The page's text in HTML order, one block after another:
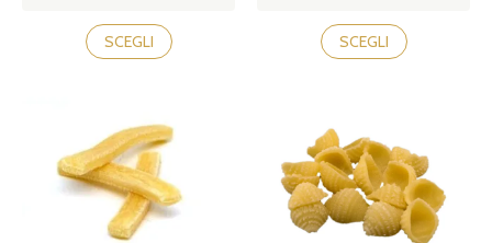
SCEGLI
Questo
prodotto
ha
opzioni
possono
essere
scelte
nella
SCEGLI
Questo
prodotto
ha
Le
opzioni
possono
essere
scelte
nella